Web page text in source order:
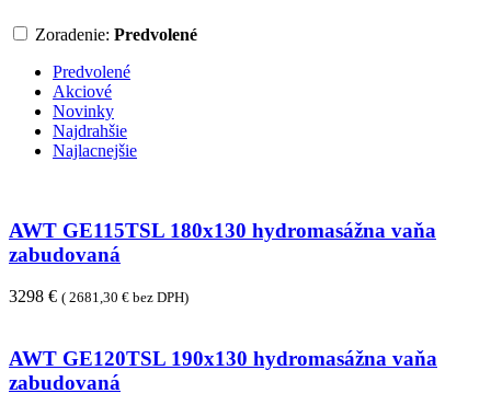
Zoradenie: Predvolené
Predvolené
Akciové
Novinky
Najdrahšie
Najlacnejšie
AWT GE115TSL 180x130 hydromasážna vaňa
zabudovaná
3298 € ( 2681,30 € bez DPH)
AWT GE120TSL 190x130 hydromasážna vaňa
zabudovaná